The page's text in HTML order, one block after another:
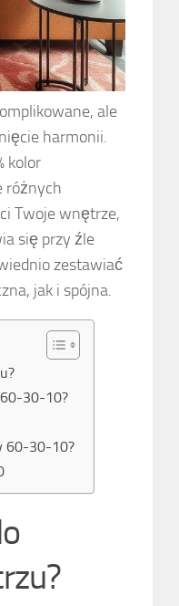
ale
harmonii.
kolor
różnych
Twoje wnętrze,
się przy źle
zestawiać
jak i spójna.
60-30-10?
60-30-10?